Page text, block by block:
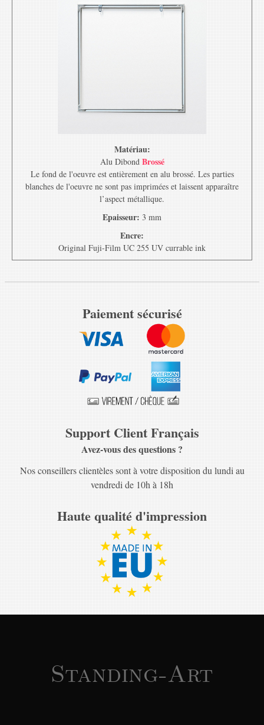
Matériau:
Alu Dibond Brossé
Le fond de l'oeuvre est entièrement en alu brossé. Les parties
blanches de l'oeuvre ne sont pas imprimées et laissent apparaître
l’aspect métallique.
Epaisseur: 3 mm
Encre:
Original Fuji-Film UC 255 UV currable ink
Paiement sécurisé
Support Client Français
Avez-vous des questions ?
Nos conseillers clientèles sont à votre disposition du lundi au
vendredi de 10h à 18h
Haute qualité d'impression
Standing-Art